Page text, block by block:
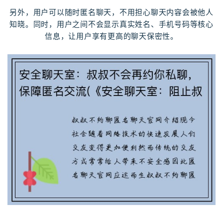
另外，用户可以随时匿名聊天，不用担心聊天内容会被他人
知晓。同时，用户之间不会显示真实姓名、手机号码等核心
信息，让用户享有更高的聊天保密性。